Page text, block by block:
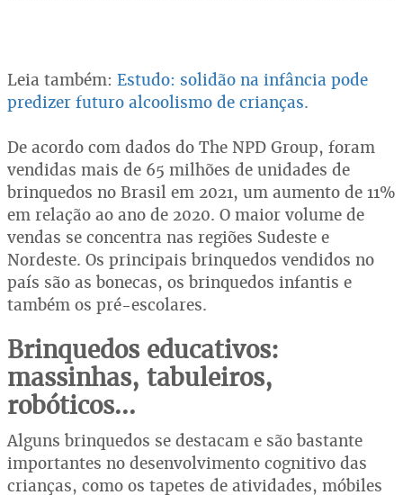
Leia também: Estudo: solidão na infância pode
predizer futuro alcoolismo de crianças.
De acordo com dados do The NPD Group, foram
vendidas mais de 65 milhões de unidades de
brinquedos no Brasil em 2021, um aumento de 11%
em relação ao ano de 2020. O maior volume de
vendas se concentra nas regiões Sudeste e
Nordeste. Os principais brinquedos vendidos no
país são as bonecas, os brinquedos infantis e
também os pré-escolares.
Brinquedos educativos:
massinhas, tabuleiros,
robóticos...
Alguns brinquedos se destacam e são bastante
importantes no desenvolvimento cognitivo das
crianças, como os tapetes de atividades, móbiles